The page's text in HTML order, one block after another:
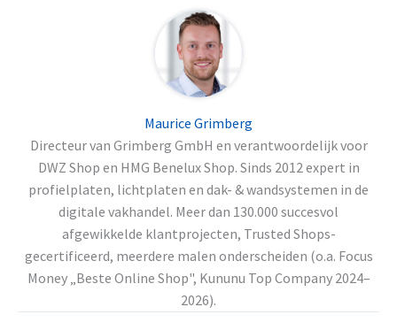
Maurice Grimberg
Directeur van Grimberg GmbH en verantwoordelijk voor
DWZ Shop en HMG Benelux Shop. Sinds 2012 expert in
profielplaten, lichtplaten en dak- & wandsystemen in de
digitale vakhandel. Meer dan 130.000 succesvol
afgewikkelde klantprojecten, Trusted Shops-
gecertificeerd, meerdere malen onderscheiden (o.a. Focus
Money „Beste Online Shop", Kununu Top Company 2024–
2026).